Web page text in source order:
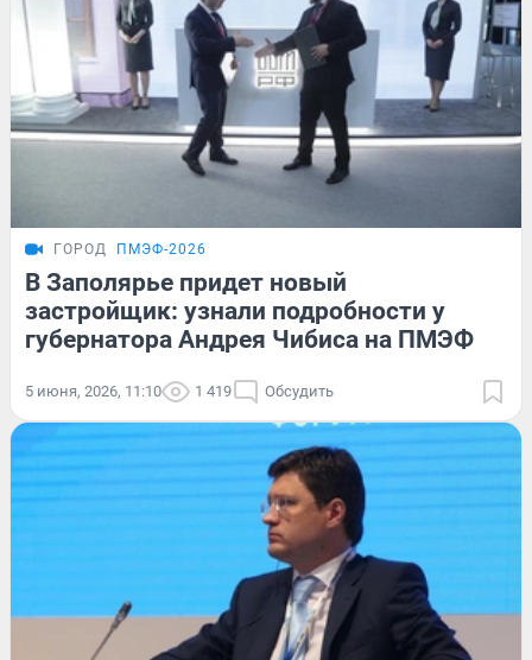
ГОРОД ПМЭФ-2026
В Заполярье придет новый
застройщик: узнали подробности у
губернатора Андрея Чибиса на ПМЭФ
5 июня, 2026, 11:10 1 419 Обсудить